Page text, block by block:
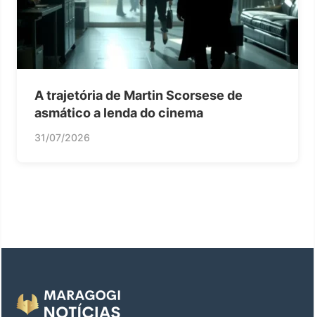
A trajetória de Martin Scorsese de
asmático a lenda do cinema
31/07/2026